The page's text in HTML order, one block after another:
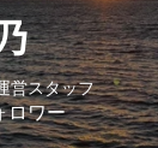
営スタッフ
ロワー